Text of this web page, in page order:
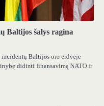
Baltijos šalys ragina
Baltijos oro erdvėje
didinti finansavimą NATO ir